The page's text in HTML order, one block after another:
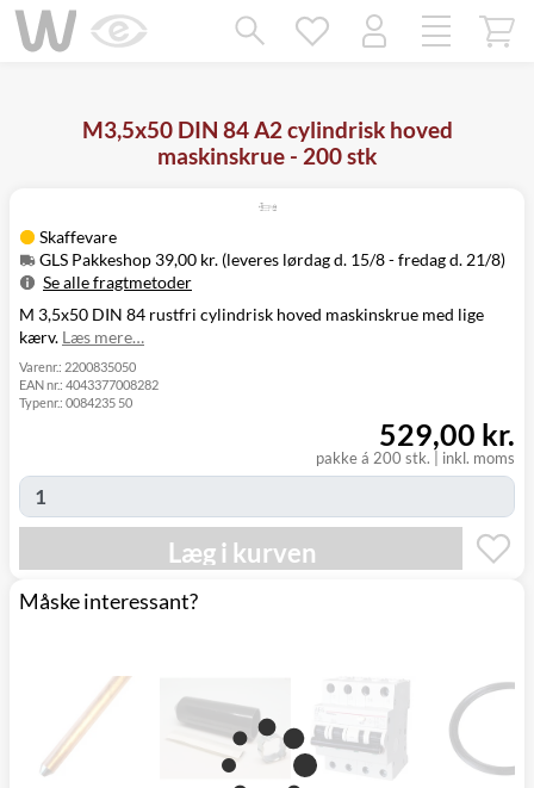
M3,5x50 DIN 84 A2 cylindrisk hoved
maskinskrue - 200 stk
Skaffevare
GLS Pakkeshop 39,00 kr. (leveres lørdag d. 15/8 - fredag d. 21/8)
Se alle fragtmetoder
Metode
Pris
Leveres
GLS
Hjemmelevering
- fredag d. 21/8
Click&Collect i
Svenstrup
(9230)
Fredag d. 14/8
torsdag d. 20/8
M 3,5x50 DIN 84 rustfri cylindrisk hoved maskinskrue med lige
kærv. Læs mere…
Varenr.: 2200835050
EAN nr.: 4043377008282
Typenr.: 0084235 50
pakke á 200 stk. inkl. moms
529,00 kr.
Læg i kurven
Måske interessant?
Mangler chatten?
Ret samtykke!